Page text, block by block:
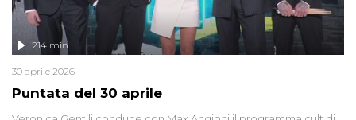
Puntata del 30 aprile
214 min
30 aprile 2026